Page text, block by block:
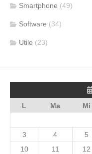
Smartphone (49)
Software (34)
Utile (23)
L
Ma Mi
3
4 5
10
11 12